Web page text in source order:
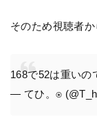
そのため視聴者
168で52は重いの
— てひ。⍟